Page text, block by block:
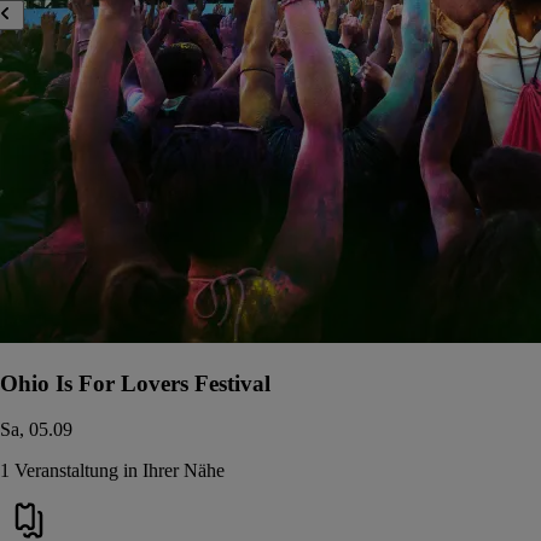
Ohio Is For Lovers Festival
Sa, 05.09
1 Veranstaltung in Ihrer Nähe